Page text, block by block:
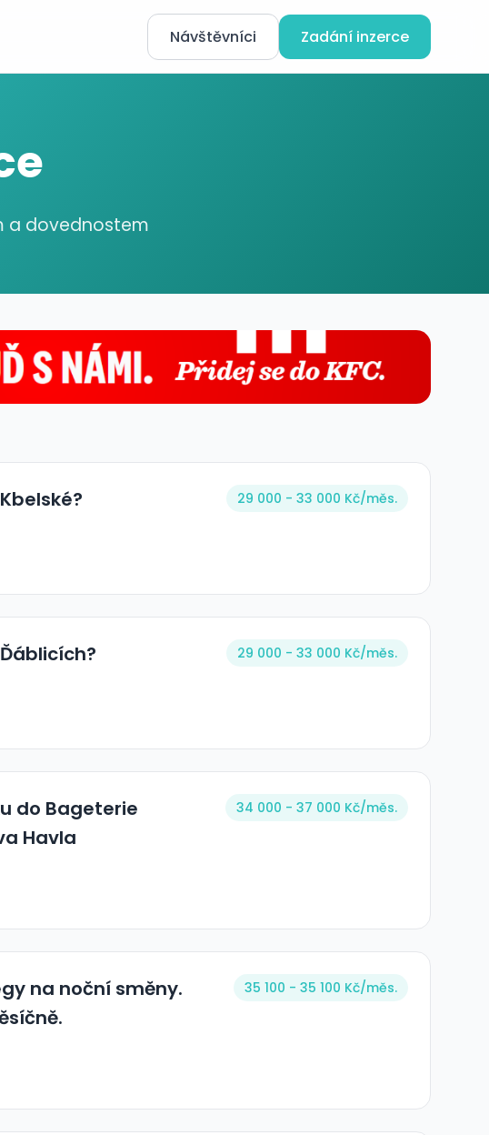
Návštěvníci Zadání inzerce
a dovednostem
29 000 - 33 000 Kč/měs.
29 000 - 33 000 Kč/měs.
do Bageterie
Havla
34 000 - 37 000 Kč/měs.
na noční směny.
35 100 - 35 100 Kč/měs.